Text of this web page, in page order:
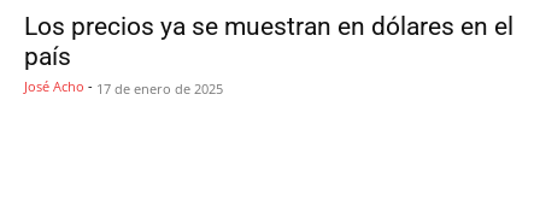
Los precios ya se muestran en dólares en el
país
José Acho - 17 de enero de 2025